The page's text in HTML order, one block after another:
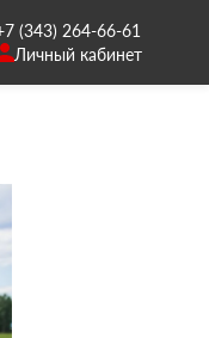
(343) 264-66-61
Личный кабинет